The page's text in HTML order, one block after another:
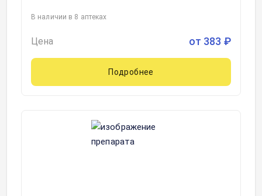
В наличии в 8 аптеках
Цена от 383 ₽
Подробнее